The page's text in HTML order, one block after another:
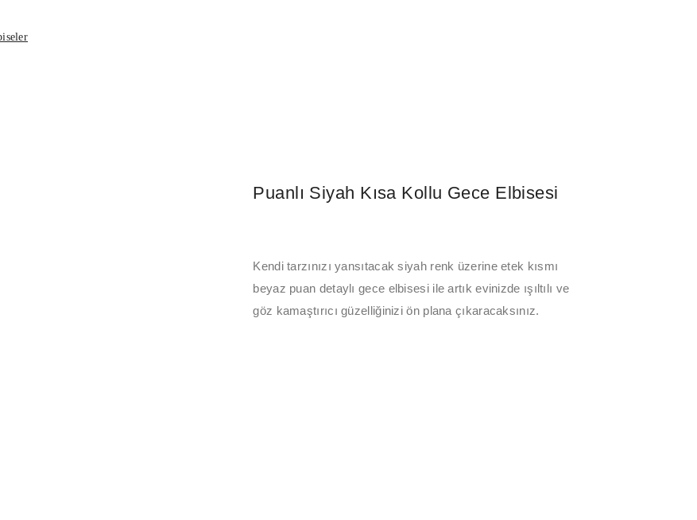
Puanlı Siyah Kısa Kollu Gece Elbisesi
Kendi tarzınızı yansıtacak siyah renk üzerine etek kısmı
beyaz puan detaylı gece elbisesi ile artık evinizde ışıltılı ve
göz kamaştırıcı güzelliğinizi ön plana çıkaracaksınız.